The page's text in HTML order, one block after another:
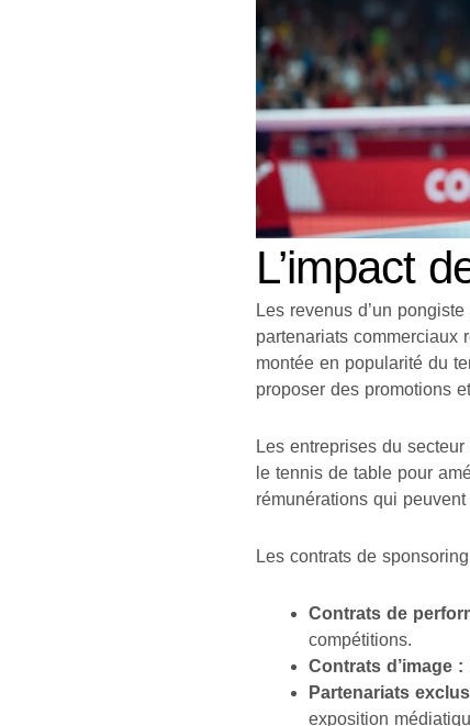
L’impact
Les revenus d’un
partenariats commerciaux
montée en popularité du
proposer des promotions
Les entreprises du
le tennis de table pour
rémunérations qui
Les contrats de
Contrats de
compétitions.
Contrats d’image :
Partenariats
exposition